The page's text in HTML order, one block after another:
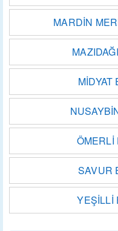
MARDİN
ÖMERLİ
SAVUR
YEŞİLLİ